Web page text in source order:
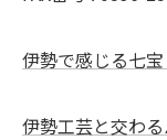
伊勢で感じる七
伊勢工芸と交わ